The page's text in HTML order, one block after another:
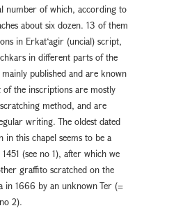
number of which, according to
about six dozen. 13 of them
in Erkat‘agir (uncial) script,
in different parts of the
published and are known
of the inscriptions are mostly
method, and are
writing. The oldest dated
this chapel seems to be a
(see no 1), after which we
graffito scratched on the
in 1666 by an unknown Ter (=
2).